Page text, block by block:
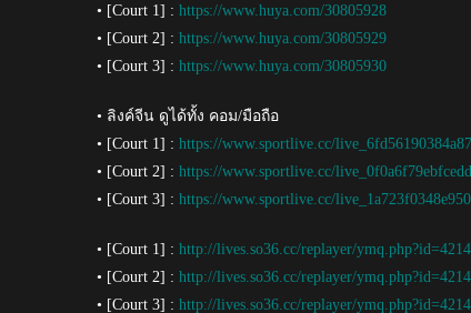
• [Court 1] : https://www.huya.com/30805928
• [Court 2] : https://www.huya.com/30805929
• [Court 3] : https://www.huya.com/30805930
• ลิงค์จีน ดูได้ทั้ง คอม/มือถือ
• [Court 1] : https://www.sportlive.cc/
• [Court 2] : https://www.sportlive.cc/
• [Court 3] : https://www.sportlive.cc/
• [Court 1] : http://lives.so36.cc/replayer/
• [Court 2] : http://lives.so36.cc/replayer/
• [Court 3] : http://lives.so36.cc/replayer/